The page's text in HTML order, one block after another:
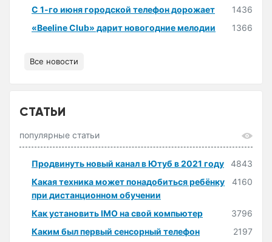
С 1-го июня городской телефон дорожает
1436
«Beeline Club» дарит новогодние мелодии
1366
Все новости
СТАТЬИ
популярные статьи
Продвинуть новый канал в Ютуб в 2021 году
4843
Какая техника может понадобиться ребёнку
при дистанционном обучении
4160
Как установить IMO на свой компьютер
3796
Каким был первый сенсорный телефон
2197